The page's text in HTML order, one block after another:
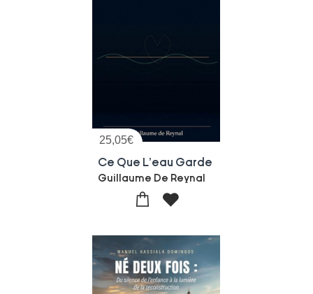
25,05€
Ce Que L'eau Garde
Guillaume De Reynal